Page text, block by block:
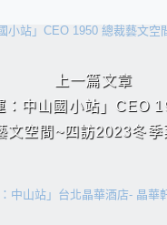
上一篇文章
：中山國小站」CEO
文空間~四訪2023冬季